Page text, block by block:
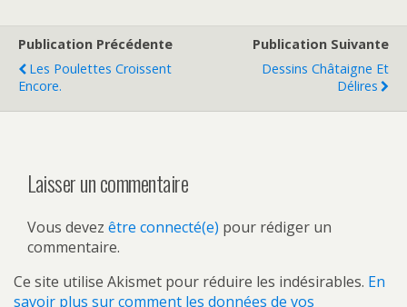
Publication Précédente
Les Poulettes Croissent
Encore.
Publication Suivante
Dessins Châtaigne Et
Délires
Laisser un commentaire
Vous devez être connecté(e) pour rédiger un
commentaire.
Ce site utilise Akismet pour réduire les indésirables. En
savoir plus sur comment les données de vos